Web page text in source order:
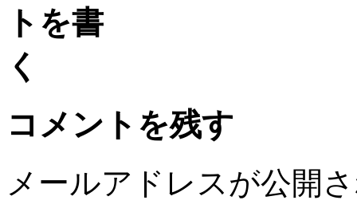
コメントを残す
メールアドレスが公開